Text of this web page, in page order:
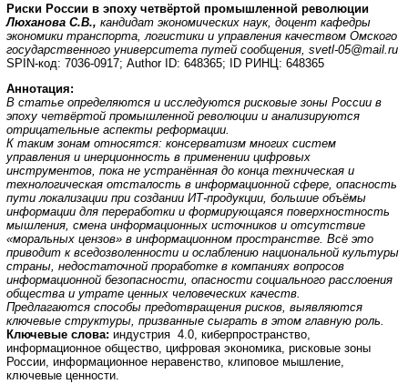
Риски России в эпоху четвёртой промышленной революции
Люханова С.В., кандидат экономических наук, доцент кафедры
экономики транспорта, логистики и управления качеством Омского
государственного университета путей сообщения, svetl-05@mail ru
SPIN-код: 7036-0917; Author ID: 648365; ID РИНЦ: 648365
Аннотация:
В статье определяются и исследуются рисковые зоны России в
эпоху четвёртой промышленной революции и анализируются
отрицательные аспекты реформации.
К таким зонам относятся: консерватизм многих систем
управления и инерционность в применении цифровых
инструментов, пока не устранённая до конца техническая и
технологическая отсталость в информационной сфере, опасность
пути локализации при создании ИТ-продукции, большие объёмы
информации для переработки и формирующаяся поверхностность
мышления, смена информационных источников и отсутствие
«моральных цензов» в информационном пространстве. Всё это
приводит к вседозволенности и ослаблению национальной культуры
страны, недостаточной проработке в компаниях вопросов
информационной безопасности, опасности социального расслоения
общества и утрате ценных человеческих качеств.
Предлагаются способы предотвращения рисков, выявляются
ключевые структуры, призванные сыграть в этом главную роль.
Ключевые слова: индустрия 4.0, киберпространство,
информационное общество, цифровая экономика, рисковые зоны
России, информационное неравенство, клиповое мышление,
ключевые ценности.